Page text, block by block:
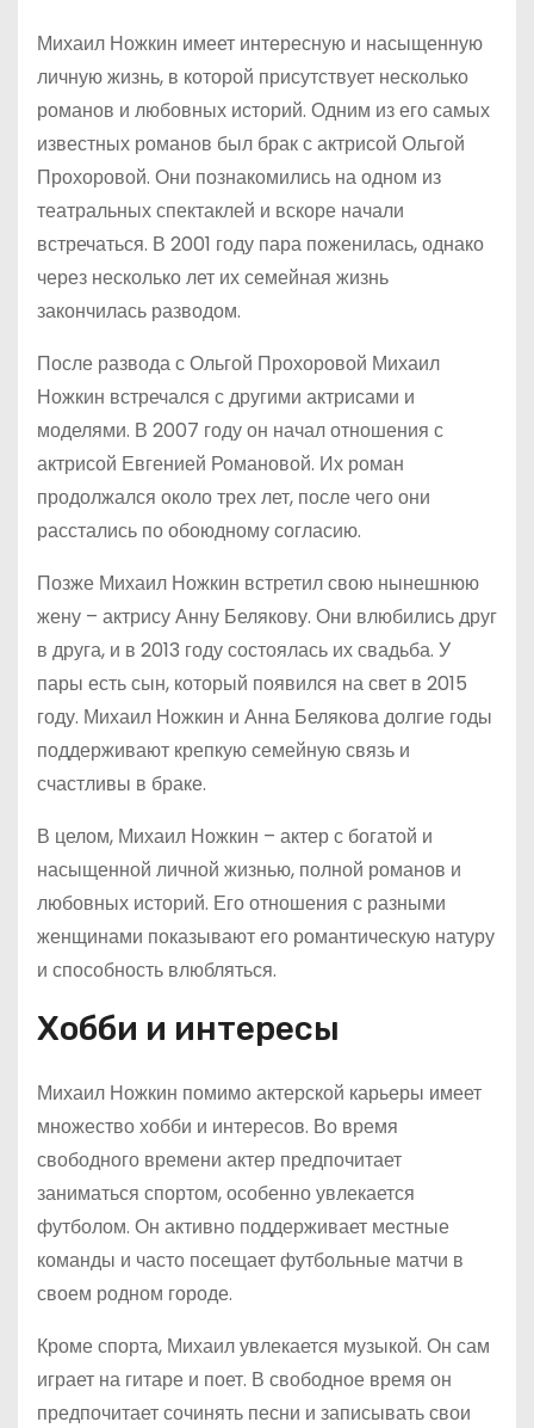
Михаил Ножкин имеет интересную и насыщенную
личную жизнь, в которой присутствует несколько
романов и любовных историй. Одним из его самых
известных романов был брак с актрисой Ольгой
Прохоровой. Они познакомились на одном из
театральных спектаклей и вскоре начали
встречаться. В 2001 году пара поженилась, однако
через несколько лет их семейная жизнь
закончилась разводом.
После развода с Ольгой Прохоровой Михаил
Ножкин встречался с другими актрисами и
моделями. В 2007 году он начал отношения с
актрисой Евгенией Романовой. Их роман
продолжался около трех лет, после чего они
расстались по обоюдному согласию.
Позже Михаил Ножкин встретил свою нынешнюю
жену – актрису Анну Белякову. Они влюбились друг
в друга, и в 2013 году состоялась их свадьба. У
пары есть сын, который появился на свет в 2015
году. Михаил Ножкин и Анна Белякова долгие годы
поддерживают крепкую семейную связь и
счастливы в браке.
В целом, Михаил Ножкин – актер с богатой и
насыщенной личной жизнью, полной романов и
любовных историй. Его отношения с разными
женщинами показывают его романтическую натуру
и способность влюбляться.
Хобби и интересы
Михаил Ножкин помимо актерской карьеры имеет
множество хобби и интересов. Во время
свободного времени актер предпочитает
заниматься спортом, особенно увлекается
футболом. Он активно поддерживает местные
команды и часто посещает футбольные матчи в
своем родном городе.
Кроме спорта, Михаил увлекается музыкой. Он сам
играет на гитаре и поет. В свободное время он
предпочитает сочинять песни и записывать свои